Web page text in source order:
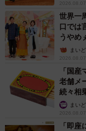
2026.08.07
世界一
口では
うやめ
ん】まい
2026.08.07
「国
老舗メ
続々相
まい
2026.08.07
「即